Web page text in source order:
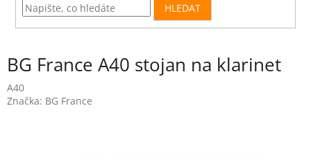
HLEDAT
BG France A40 stojan na klarinet
A40
Značka: BG France